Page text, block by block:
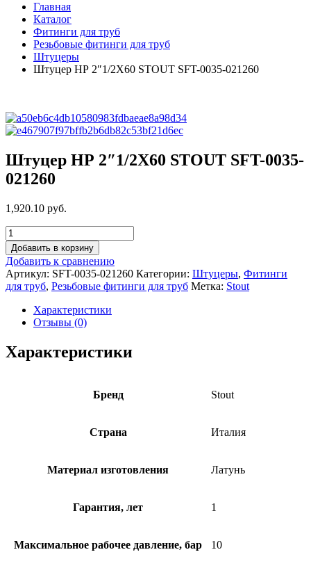
Главная
Каталог
Фитинги для труб
Резьбовые фитинги для труб
Штуцеры
Штуцер НР 2″1/2X60 STOUT SFT-0035-021260
Штуцер НР 2″1/2X60 STOUT SFT-0035-
021260
1,920.10 руб.
Добавить в корзину
Добавить к сравнению
Артикул: SFT-0035-021260 Категории: Штуцеры, Фитинги
для труб, Резьбовые фитинги для труб Метка: Stout
Характеристики
Отзывы (0)
Характеристики
Бренд Stout
Страна Италия
Материал изготовления Латунь
Гарантия, лет 1
Максимальное рабочее давление, бар 10